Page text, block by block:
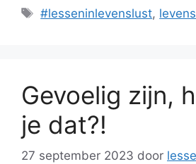
Tags
#lesseninlevenslust,
Gevoelig zijn,
je dat?!
27 september 2023 door